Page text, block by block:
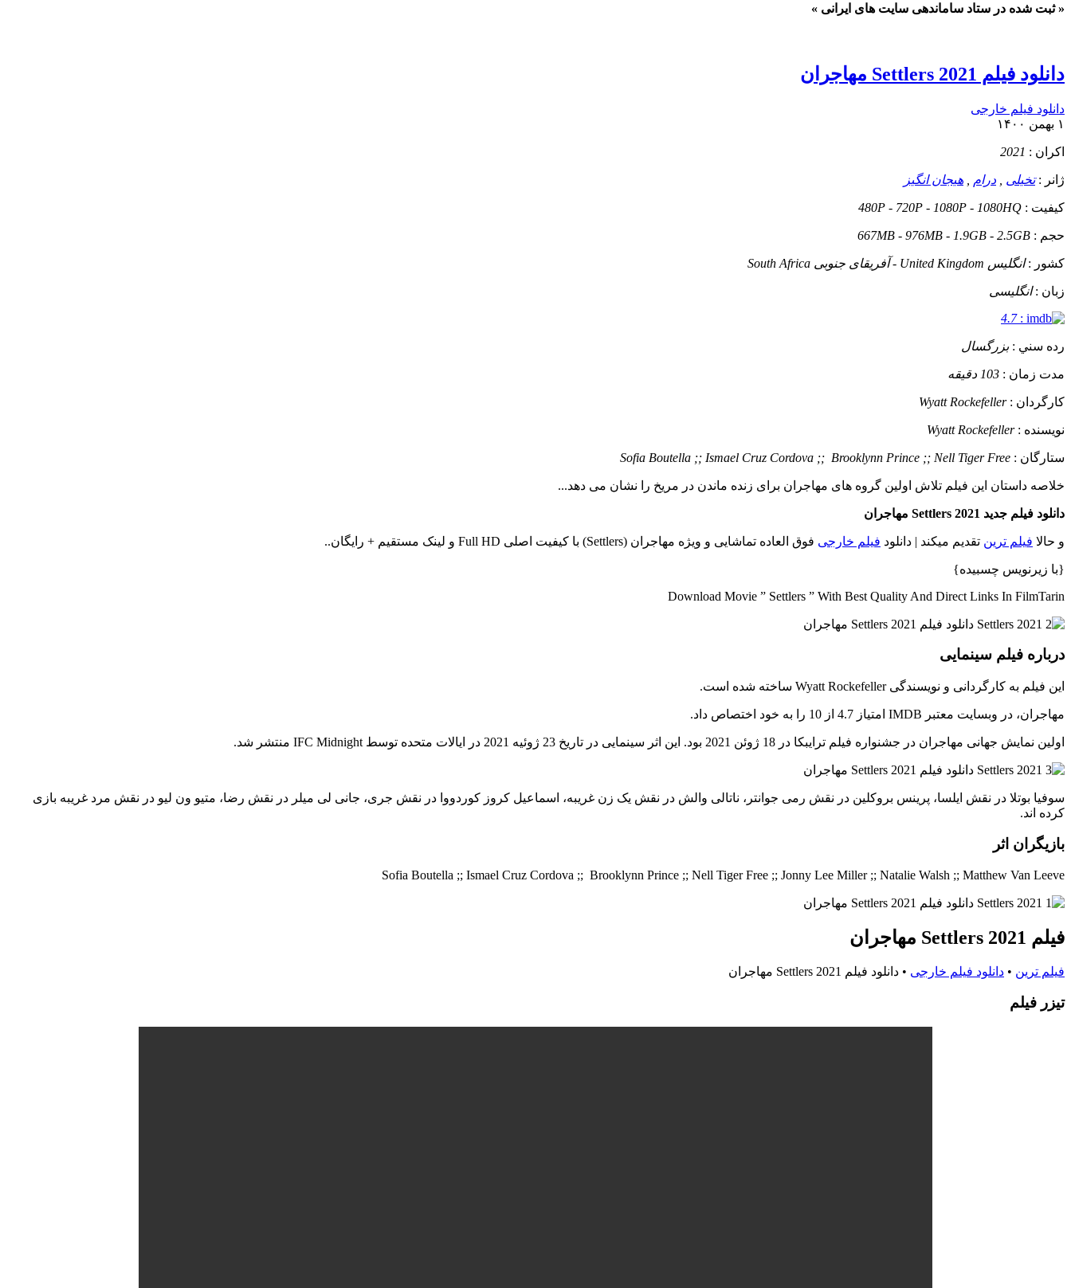
« ثبت شده در ستاد ساماندهی سایت های ایرانی »
دانلود فیلم Settlers 2021 مهاجران
دانلود فیلم خارجی
۱ بهمن ۱۴۰۰
اکران : 2021
ژانر :تخیلی درام هیجان انگیز
کيفيت : 480P - 720P - 1080P - 1080HQ
حجم : 667MB - 976MB - 1.9GB - 2.5GB
کشور :انگلیس United Kingdom - آفریقای جنوبی South Africa
زبان :انگلیسی
:
4.7
رده سني :بزرگسال
مدت زمان : 103 دقیقه
کارگردان :Wyatt Rockefeller
نويسنده :Wyatt Rockefeller
ستارگان : Sofia Boutella ;; Ismael Cruz Cordova ;; Brooklynn Prince ;; Nell Tiger Free
خلاصه داستان این فیلم تلاش اولین گروه های مهاجران برای زنده ماندن در مریخ را نشان می دهد...
دانلود فیلم جدید Settlers 2021 مهاجران
و حالا فیلم ترین تقدیم میکند | دانلود فیلم خارجی فوق العاده تماشایی و ویژه مهاجران (Settlers) با کیفیت اصلی Full HD و لینک مستقیم + رایگان..
{با زیرنویس چسبیده}
Download Movie ” Settlers ” With Best Quality And Direct Links In FilmTarin
درباره فیلم سینمایی
این فیلم به کارگردانی و نویسندگی Wyatt Rockefeller ساخته شده است.
مهاجران، در وبسایت معتبر IMDB امتیاز 4.7 از 10 را به خود اختصاص داد.
اولین نمایش جهانی مهاجران در جشنواره فیلم ترایبکا در 18 ژوئن 2021 بود. این اثر سینمایی در تاریخ 23 ژوئیه 2021 در ایالات متحده توسط IFC Midnight منتشر شد.
سوفیا بوتلا در نقش ایلسا، پرینس بروکلین در نقش رمی جوانتر، ناتالی والش در نقش یک زن غریبه، اسماعیل کروز کوردووا در نقش جری، جانی لی میلر در نقش رضا، متیو ون لیو در نقش مرد غریبه بازی
کرده اند.
بازیگران اثر
Sofia Boutella ;; Ismael Cruz Cordova ;; Brooklynn Prince ;; Nell Tiger Free ;; Jonny Lee Miller ;; Natalie Walsh ;; Matthew Van Leeve
فیلم Settlers 2021 مهاجران
فیلم ترین • دانلود فیلم خارجی • دانلود فیلم Settlers 2021 مهاجران
تيزر فيلم